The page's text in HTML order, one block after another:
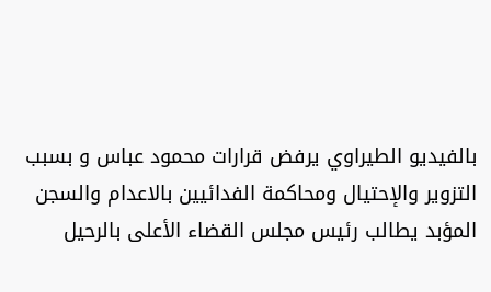
بالفيديو الطيراوي يرفض قرارات محمود عباس و بسبب
التزوير والإحتيال ومحاكمة الفدائيين بالاعدام والسجن
المؤبد يطالب رئيس مجلس القضاء الأعلى بالرحيل